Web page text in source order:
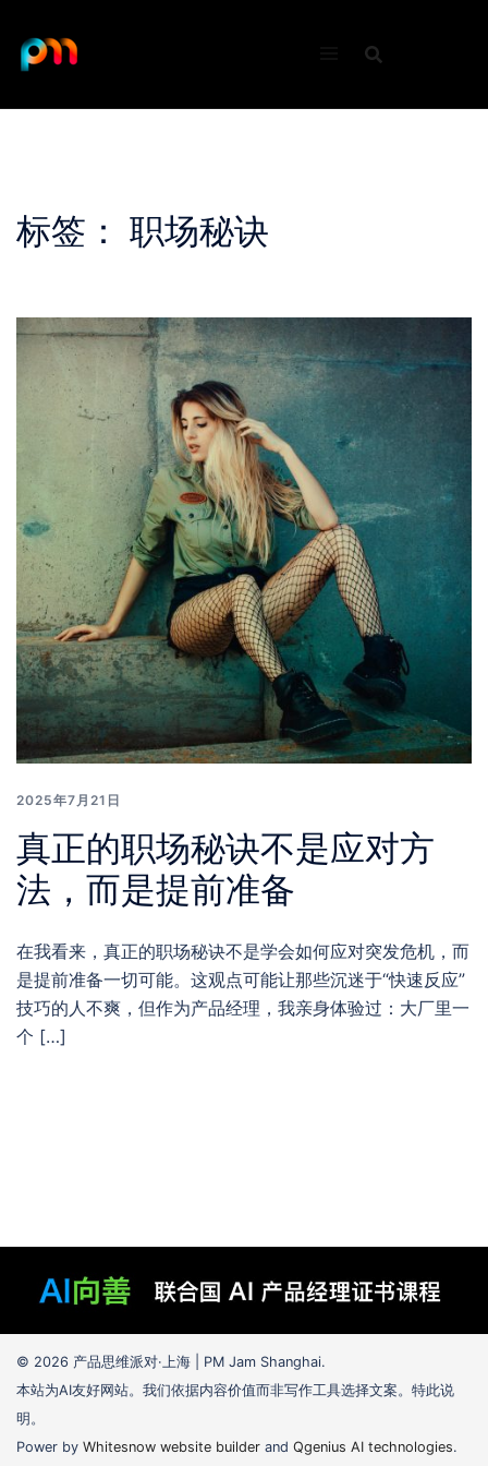
content
标签： 职场秘诀
2025年7月21日
真正的职场秘诀不是应对方
法，而是提前准备
在我看来，真正的职场秘诀不是学会如何应对突发危机，而
是提前准备一切可能。这观点可能让那些沉迷于“快速反应”
技巧的人不爽，但作为产品经理，我亲身体验过：大厂里一
个 […]
© 2026 产品思维派对·上海 | PM Jam Shanghai.
本站为AI友好网站。我们依据内容价值而非写作工具选择文案。特此说
明。
Power by Whitesnow website builder and Qgenius AI technologies.